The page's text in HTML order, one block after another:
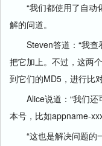
“我们都使用了自动
解的问道。
Steven答道：“我查
把它加上。不过，这两
到它们的MD5，进行比
Alice说道：“我们还
本号，比如appname-
“这也是解决问题的